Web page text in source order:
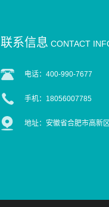
联系信息 CONTACT
电话：400-990-7677
手机：18056007785
地址：安徽省合肥市高新